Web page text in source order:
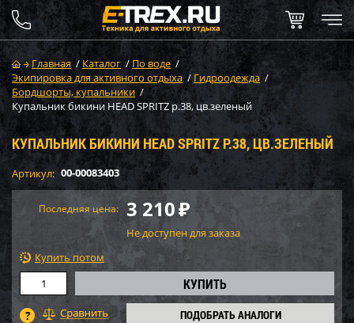
Главная / Каталог / По воде /
Экипировка для активного отдыха / Гидроодежда /
Бордшорты, купальники /
Купальник бикини HEAD SPRITZ р.38, цв.зеленый
КУПАЛЬНИК БИКИНИ HEAD SPRITZ Р.38, ЦВ.ЗЕЛЕНЫЙ
Артикул: 00-00083403
Последняя цена: 3 210₽
Не доступен для заказа
Купить потом
ПОДОБРАТЬ АНАЛОГИ